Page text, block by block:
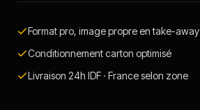
Format pro, image propre en take-away
Conditionnement carton optimisé
Livraison 24h IDF · France selon zone